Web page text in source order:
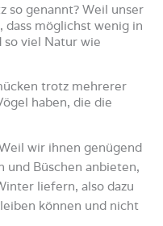
so genannt? Weil unser
dass möglichst wenig in
viel Natur wie
trotz mehrerer
haben, die die
wir ihnen genügend
und Büschen anbieten,
liefern, also dazu
können und nicht